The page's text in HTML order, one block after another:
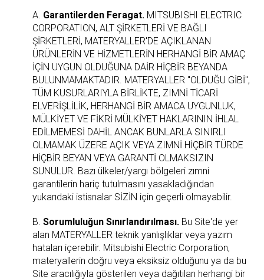
A. Garantilerden Feragat. MITSUBISHI ELECTRIC
CORPORATION, ALT ŞİRKETLERİ VE BAĞLI
ŞİRKETLERİ, MATERYALLER'DE AÇIKLANAN
ÜRÜNLERİN VE HİZMETLERİN HERHANGİ BİR AMAÇ
İÇİN UYGUN OLDUĞUNA DAİR HİÇBİR BEYANDA
BULUNMAMAKTADIR. MATERYALLER "OLDUĞU GİBİ",
TÜM KUSURLARIYLA BİRLİKTE, ZIMNİ TİCARİ
ELVERİŞLİLİK, HERHANGİ BİR AMACA UYGUNLUK,
MÜLKİYET VE FİKRİ MÜLKİYET HAKLARININ İHLAL
EDİLMEMESİ DAHİL ANCAK BUNLARLA SINIRLI
OLMAMAK ÜZERE AÇIK VEYA ZIMNİ HİÇBİR TÜRDE
HİÇBİR BEYAN VEYA GARANTİ OLMAKSIZIN
SUNULUR. Bazı ülkeler/yargı bölgeleri zımni
garantilerin hariç tutulmasını yasakladığından
yukarıdaki istisnalar SİZİN için geçerli olmayabilir.
B. Sorumluluğun Sınırlandırılması. Bu Site'de yer
alan MATERYALLER teknik yanlışlıklar veya yazım
hataları içerebilir. Mitsubishi Electric Corporation,
materyallerin doğru veya eksiksiz olduğunu ya da bu
Site aracılığıyla gösterilen veya dağıtılan herhangi bir